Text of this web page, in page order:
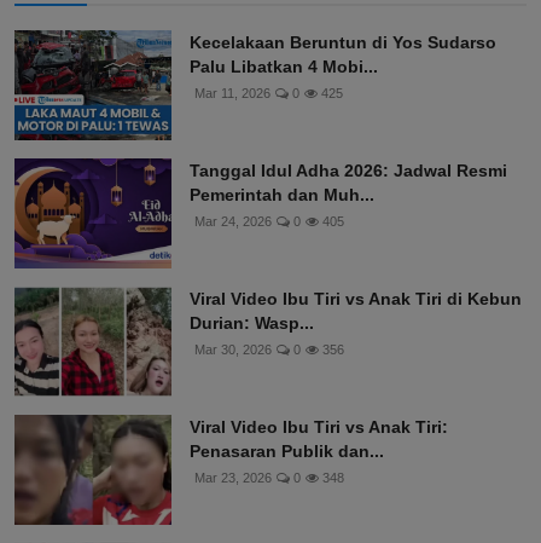
Kecelakaan Beruntun di Yos Sudarso
Palu Libatkan 4 Mobi...
Mar 11, 2026 0 425
Tanggal Idul Adha 2026: Jadwal Resmi
Pemerintah dan Muh...
Mar 24, 2026 0 405
Viral Video Ibu Tiri vs Anak Tiri di Kebun
Durian: Wasp...
Mar 30, 2026 0 356
Viral Video Ibu Tiri vs Anak Tiri:
Penasaran Publik dan...
Mar 23, 2026 0 348